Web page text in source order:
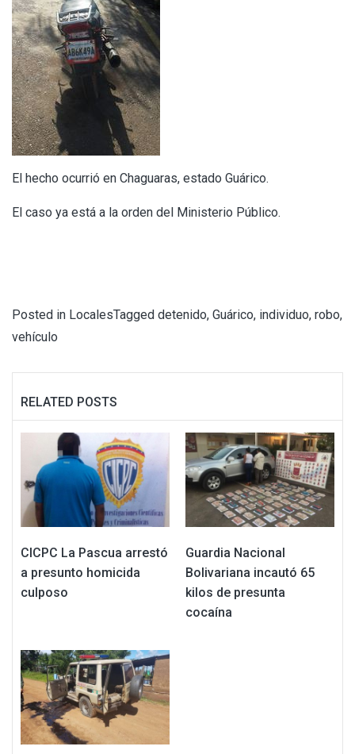
El hecho ocurrió en Chaguaras, estado Guárico.
El caso ya está a la orden del Ministerio Público.
Posted in LocalesTagged detenido, Guárico, individuo, robo,
vehículo
RELATED POSTS
CICPC La Pascua arrestó
a presunto homicida
culposo
Guardia Nacional
Bolivariana incautó 65
kilos de presunta
cocaína